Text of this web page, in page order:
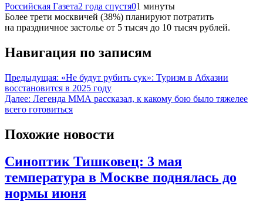
Российская Газета2 года спустя01 минуты
Более трети москвичей (38%) планируют потратить
на праздничное застолье от 5 тысяч до 10 тысяч рублей.
Навигация по записям
Предыдущая: «Не будут рубить сук»: Туризм в Абхазии
восстановится в 2025 году
Далее: Легенда ММА рассказал, к какому бою было тяжелее
всего готовиться
Похожие новости
Синоптик Тишковец: 3 мая
температура в Москве поднялась до
нормы июня